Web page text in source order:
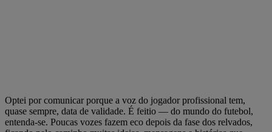
Optei por comunicar porque a voz do jogador profissional tem,
quase sempre, data de validade. É feitio — do mundo do futebol,
entenda-se. Poucas vozes fazem eco depois da fase dos relvados,